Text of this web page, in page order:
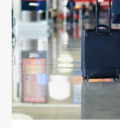
2025
–
ขั้น
ตอน
สมัคร
CABIN
CREW
และ
คำถาม
สัมภาษณ์